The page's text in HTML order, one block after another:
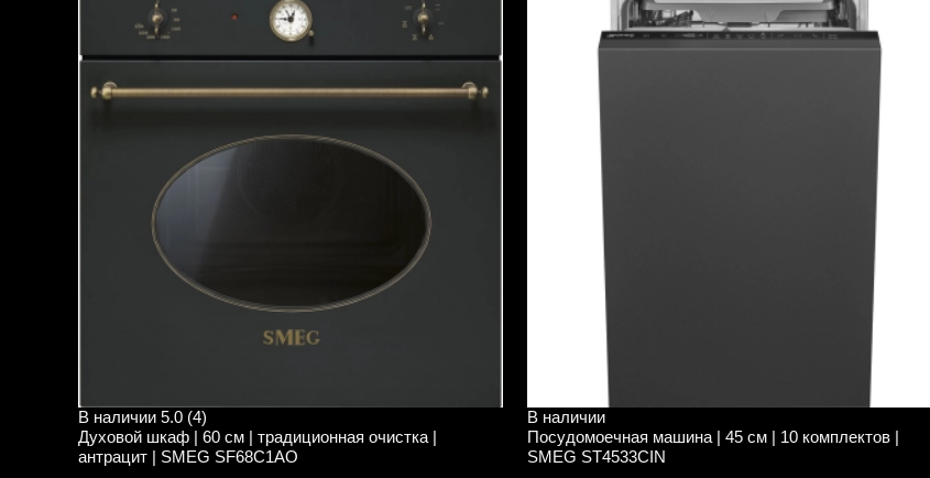
В наличии 5.0 (4)
Духовой шкаф | 60 см | традиционная очистка |
антрацит | SMEG SF68C1AO
В наличии
Посудомоечная машина | 45 см | 10 комплектов |
SMEG ST4533CIN